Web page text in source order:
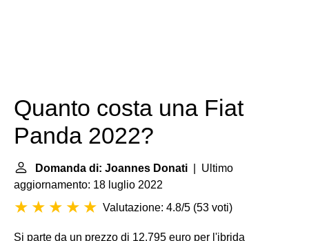
Quanto costa una Fiat
Panda 2022?
Domanda di: Joannes Donati | Ultimo
aggiornamento: 18 luglio 2022
Valutazione: 4.8/5 (53 voti)
Si parte da un prezzo di 12.795 euro per l'ibrida